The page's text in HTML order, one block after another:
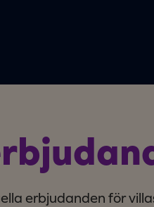
erbjudanden för